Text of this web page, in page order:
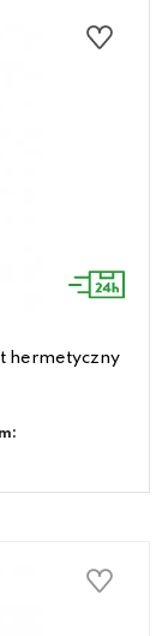
hermetyczny